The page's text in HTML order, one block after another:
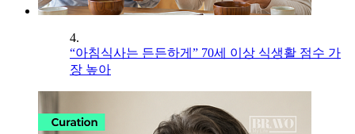
4.
“아침식사는 든든하게” 70세 이상 식생활 점수 가
장 높아